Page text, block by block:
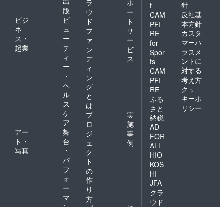
版
ビジ
ネ
ス・
起業
ビ
ュ
ー
テ
ィ
ー
・
ヘ
ル
ス
ケ
ア
アー
ト・
写真
舞
台
・
パ
フ
ォ
ー
マ
ラ
ウ
ド
フ
ァ
ン
デ
ィ
ン
グ
と
は
ポ
ー
ト
サ
ー
ビ
ス
プ
ロ
ジ
ェ
ク
ト
の
作
り
方
実
施
事
例
t
CAM
PFI
RE
for
Spor
ts
CAM
PFI
RE
ふる
さと
納税
AD
FOR
ALL
HIO
KOS
HI
JFA
クラ
ウド
針
反社基
本方針
カスタ
マーハ
ラスメ
ントに
対する
考え方
クッ
キーポ
リシー